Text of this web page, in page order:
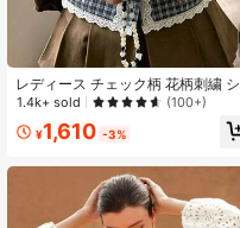
レディース チェック柄 花柄刺繍 シ
ングルブレスト カジュアル 万能 デ
1.4k+ sold (100+)
¥1,610 -3%